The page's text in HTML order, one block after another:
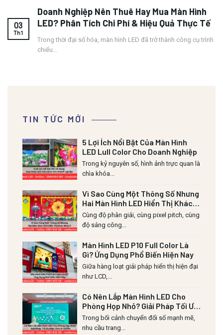
TIN TỨC MỚI
5 Lợi Ích Nổi Bật Của Màn Hình
LED Lull Color Cho Doanh Nghiệp
Trong kỷ nguyên số, hình ảnh trực quan là
chìa khóa...
Vì Sao Cùng Một Thông Số Nhưng
Hai Màn Hình LED Hiển Thị Khác
Nhau?
Cùng độ phân giải, cùng pixel pitch, cùng
độ sáng công...
Màn Hình LED P10 Full Color Là
Gì? Ứng Dụng Phổ Biến Hiện Nay
Giữa hàng loạt giải pháp hiển thị hiện đại
như LCD,...
Có Nên Lắp Màn Hình LED Cho
Phòng Họp Nhỏ? Giải Pháp Tối Ưu
Diện Tích & Chi Phí
Trong bối cảnh chuyển đổi số mạnh mẽ,
nhu cầu trang...
Doanh Nghiệp Nên Thuê Hay Mua Màn Hình
LED? Phân Tích Chi Phí & Hiệu Quả Thực Tế
Trong thời đại số hóa, màn hình LED đã trở thành công cụ trình
chiếu...
03
Th1